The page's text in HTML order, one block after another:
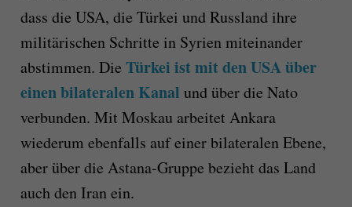
dass die USA, die Türkei und Russland ihre
militärischen Schritte in Syrien miteinander
abstimmen. Die Türkei ist mit den USA über
einen bilateralen Kanal und über die Nato
verbunden. Mit Moskau arbeitet Ankara
wiederum ebenfalls auf einer bilateralen Ebene,
aber über die Astana-Gruppe bezieht das Land
auch den Iran ein.